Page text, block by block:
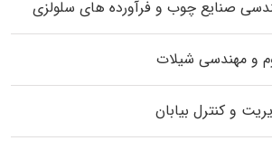
صنایع چوب و فرآورده‌ های سلولزی
و مهندسی شیلات
و کنترل بیابان